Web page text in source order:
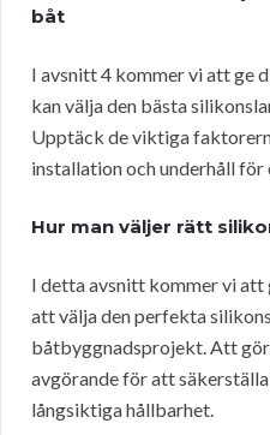
båt
I avsnitt 4 kommer vi att ge
kan välja den bästa
Upptäck de viktiga
installation och underhåll
Hur man väljer rätt
I detta avsnitt kommer vi att
att välja den perfekta
båtbyggnadsprojekt. Att
avgörande för att
långsiktiga hållbarhet.